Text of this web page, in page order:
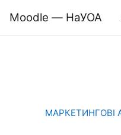
Moodle — НаУОА
МАРКЕТИНГОВІ